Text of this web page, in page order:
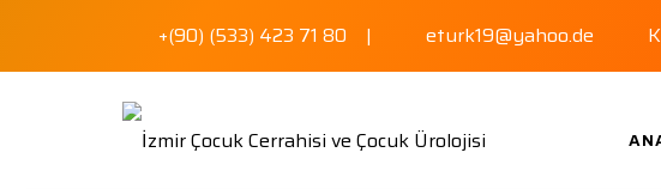
+(90) (533) 423 71 80 | eturk19@yahoo.de